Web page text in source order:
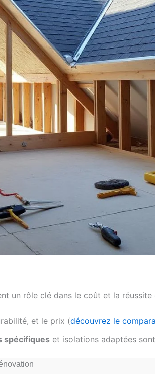
un rôle clé dans le coût et la
et le prix (découvrez le
spécifiques et isolations adaptées